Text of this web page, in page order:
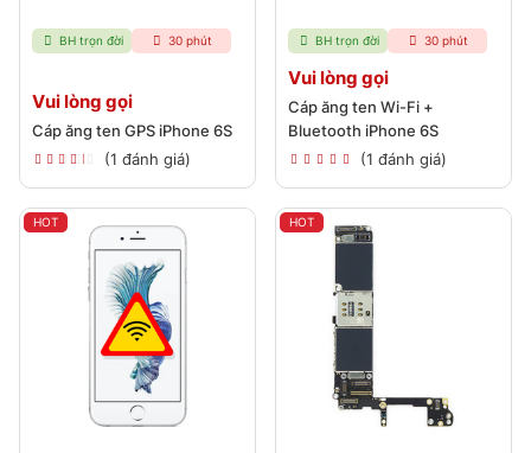
BH trọn đời 30 phút
Vui lòng gọi
Cáp ăng ten GPS iPhone 6S
(1 đánh giá)
BH trọn đời 30 phút
Vui lòng gọi
Cáp ăng ten Wi-Fi +
Bluetooth iPhone 6S
(1 đánh giá)
HOT HOT